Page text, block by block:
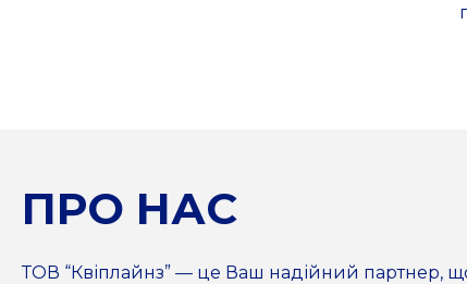
ПРО НАС
ТОВ “Квіплайнз” — це Ваш надійний партнер,